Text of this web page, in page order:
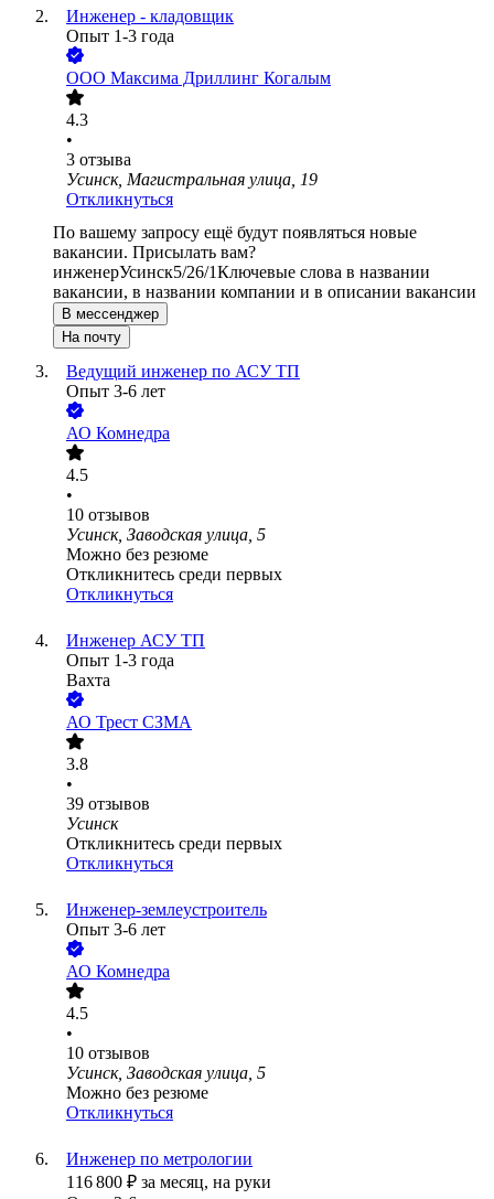
Инженер - кладовщик
Опыт 1-3 года
ООО Максима Дриллинг Когалым
4.3
•
3 отзыва
Усинск, Магистральная улица, 19
Откликнуться
По вашему запросу ещё будут появляться новые
вакансии. Присылать вам?
инженерУсинск5/26/1Ключевые слова в названии
вакансии, в названии компании и в описании вакансии
В мессенджер
На почту
Ведущий инженер по АСУ ТП
Опыт 3-6 лет
АО Комнедра
4.5
•
10 отзывов
Усинск, Заводская улица, 5
Можно без резюме
Откликнитесь среди первых
Откликнуться
Инженер АСУ ТП
Опыт 1-3 года
Вахта
АО Трест СЗМА
3.8
•
39 отзывов
Усинск
Откликнитесь среди первых
Откликнуться
Инженер-землеустроитель
Опыт 3-6 лет
АО Комнедра
4.5
•
10 отзывов
Усинск, Заводская улица, 5
Можно без резюме
Откликнуться
Инженер по метрологии
116 800 ₽ за месяц, на руки